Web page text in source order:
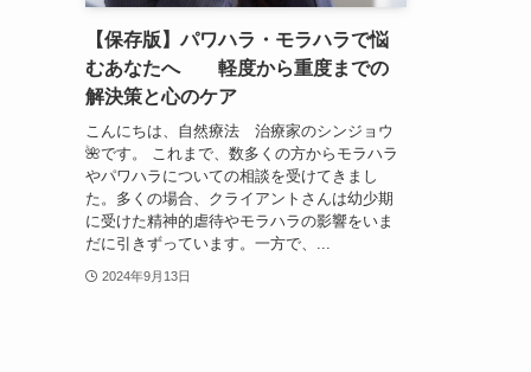
【保存版】パワハラ・モラハラで悩
むあなたへ 軽度から重度までの
解決策と心のケア
こんにちは、自然療法 治療家のシンジョウ
🌺です。 これまで、数多くの方からモラハラ
やパワハラについての相談を受けてきまし
た。多くの場合、クライアントさんは幼少期
に受けた精神的虐待やモラハラの影響をいま
だに引きずっています。一方で、...
2024年9月13日